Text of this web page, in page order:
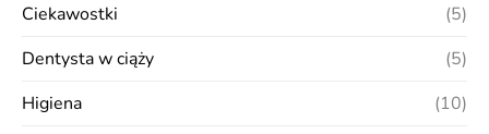
Ciekawostki
(5)
Dentysta w ciąży
(5)
Higiena
(10)